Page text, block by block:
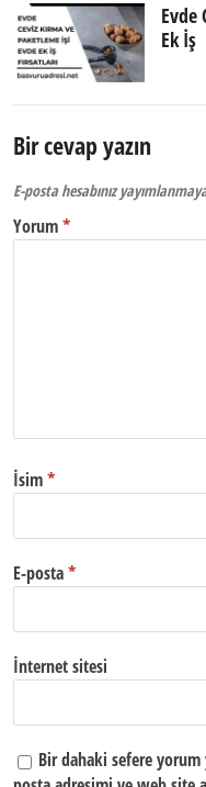
Evde
Ek İş
Bir cevap yazın
E-posta hesabınız
Yorum*
İsim*
E-posta*
İnternet sitesi
Bir dahaki sefere yorum